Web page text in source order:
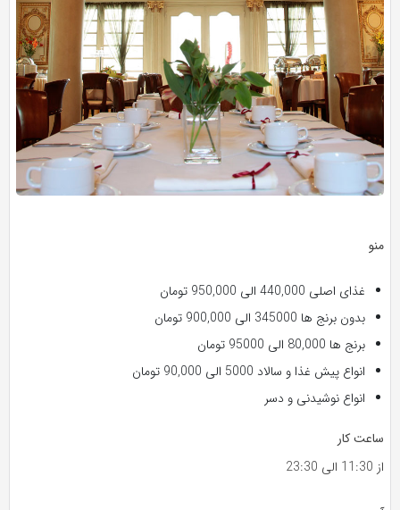
منو
غذای اصلی 440,000 الی 950,000 تومان
بدون برنج ها 345000 الی 900,000 تومان
برنج ها 80,000 الی 95000 تومان
انواع پیش غذا و سالاد 5000 الی 90,000 تومان
انواع نوشیدنی و دسر
ساعت کار
از 11:30 الی 23:30